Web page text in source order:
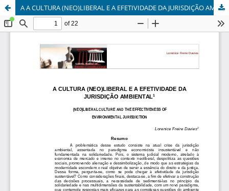
A A CULTURA (NEO)LIBERAL E A EFETIVIDADE DA JURISDIÇÃO AMBIENTAL